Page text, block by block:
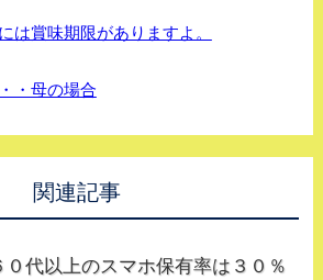
は賞味期限がありますよ。
・母の場合
関連記事
０代以上のスマホ保有率は３０％